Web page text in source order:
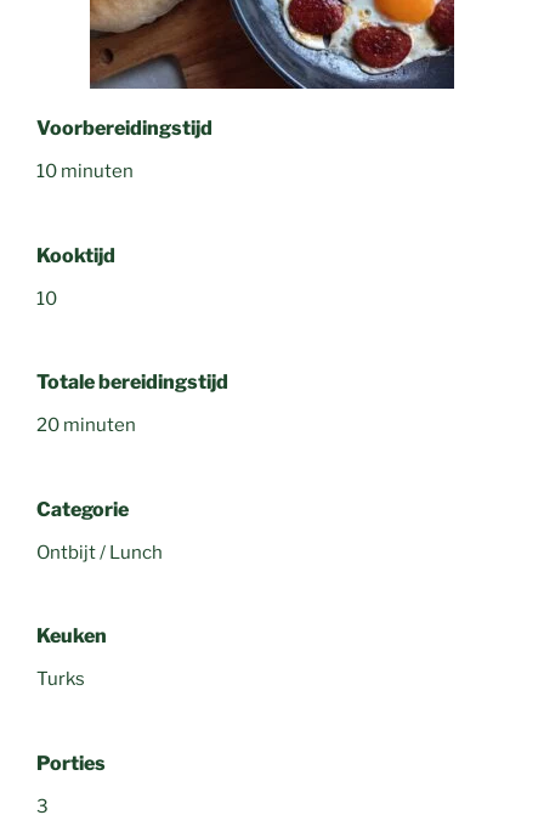
Voorbereidingstijd
10 minuten
Kooktijd
10
Totale bereidingstijd
20 minuten
Categorie
Ontbijt / Lunch
Keuken
Turks
Porties
3